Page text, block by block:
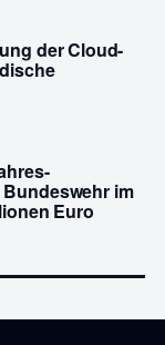
der Cloud-
im
Euro